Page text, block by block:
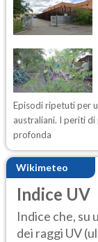
Episodi ripetuti per
australiani. I periti
profonda
Wikimeteo
Indice UV
Indice che, su
dei raggi UV